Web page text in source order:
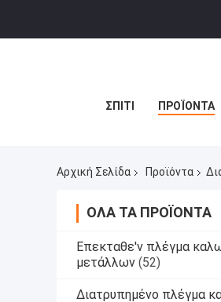
ΣΠΊΤΙ ΠΡΟΪΌΝΤΑ
Αρχική Σελίδα Προϊόντα
ΌΛΑ ΤΑ ΠΡΟΪΌΝΤΑ
Επεκταθε'ν πλέγμα
μετάλλων (52)
Διατρυπημένο πλέγμα